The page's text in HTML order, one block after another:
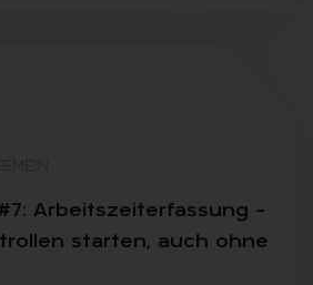
Ar­beits­zeit­er­fas­sung –
star­ten, auch ohne